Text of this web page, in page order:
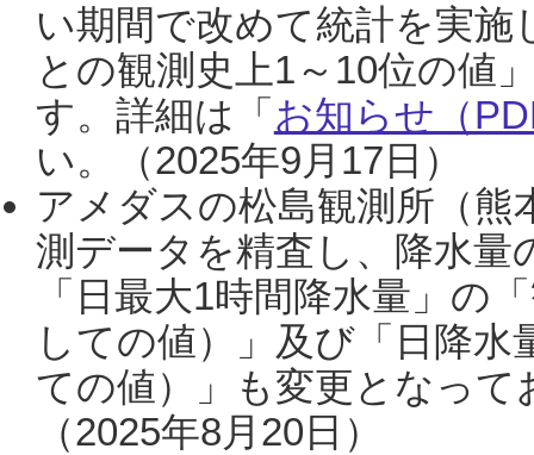
い期間で改めて統計を実
との観測史上1～10位の値
す。詳細は「 お知らせ（
い。（2025年9月17日）
アメダスの松島観測所（熊
測データを精査し、降水
「日最大1時間降水量」の
しての値）」及び「日降
ての値）」も変更となっ
（2025年8月20日）